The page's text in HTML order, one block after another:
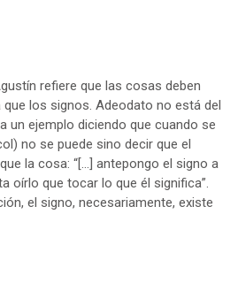
refiere que las cosas deben
los signos. Adeodato no está del
un ejemplo diciendo que cuando se
no se puede sino decir que el
la cosa: “[…] antepongo el signo a
oírlo que tocar lo que él significa”.
el signo, necesariamente, existe